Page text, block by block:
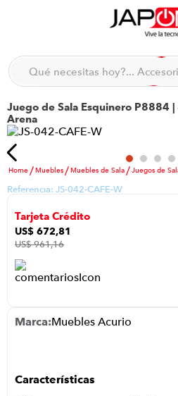
Hola... qué necesitas hoy?
Qué necesitas hoy?...
Juego de Sala Esquinero P8884
Arena
Muebles Muebles de Sala Juegos de
Referencia: JS-042-CAFE-W
Tarjeta Crédito
US$ 672,81
US$961,16
Muebles Acurio
TÉRMINOS MÁS BUSCADOS
1. moto
lavadora
5 . england sound parlantes
7. celular
9. congelador